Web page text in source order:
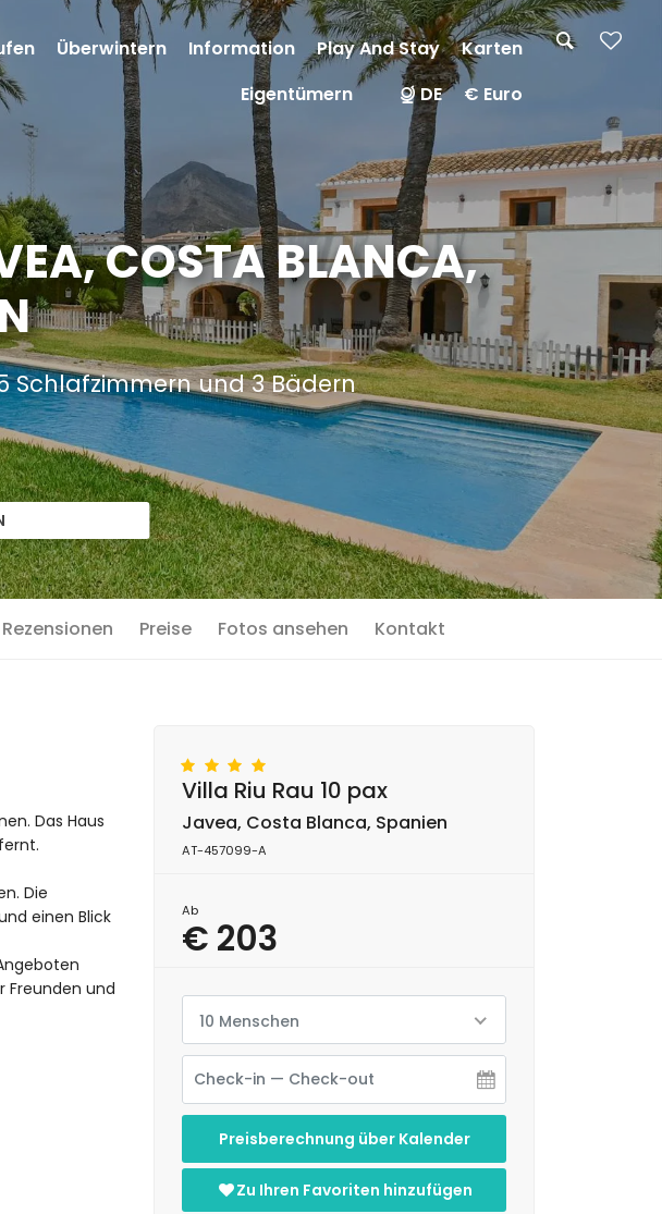
COSTA BLANCA,
Schlafzimmern und 3 Bädern
Rezensionen Preise Fotos ansehen Kontakt
Das Haus
Die
einen Blick
Freunden und
Villa Riu Rau 10 pax
Javea, Costa Blanca, Spanien
AT-457099-A
Ab
€ 203
10 Menschen
Preisberechnung über Kalender
Zu Ihren Favoriten hinzufügen
Überwintern Information Play And Stay
Karten
Eigentümern
DE € Euro